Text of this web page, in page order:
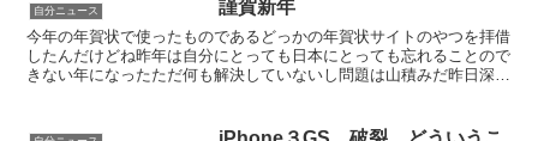
自分ニュース 謹賀新年
今年の年賀状で使ったものであるどっかの年賀状サイトのやつを拝借
したんだけどね昨年は自分にとっても日本にとっても忘れることので
きない年になったただ何も解決していないし問題は山積みだ昨日深夜